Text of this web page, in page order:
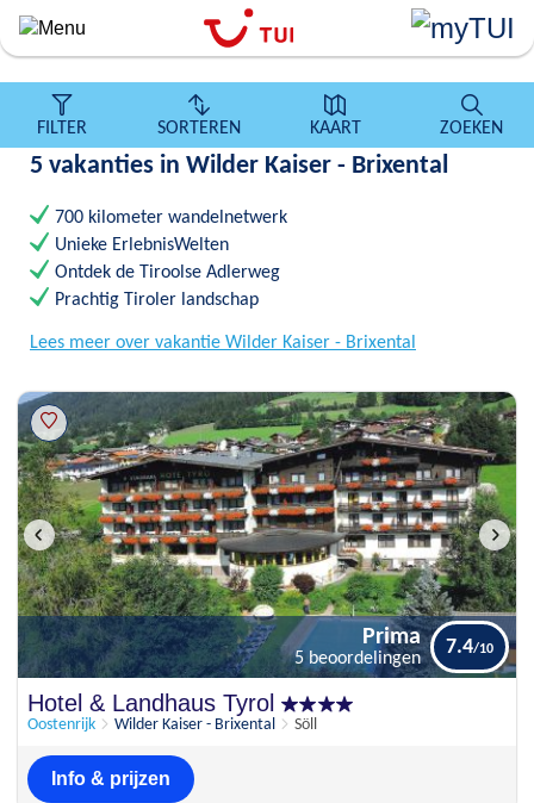
Overslaan
algemene
inhoud
FILTER SORTEREN KAART ZOEKEN
5 vakanties in Wilder Kaiser - Brixental
700 kilometer wandelnetwerk
Unieke ErlebnisWelten
Ontdek de Tiroolse Adlerweg
Prachtig Tiroler landschap
Lees meer over vakantie Wilder Kaiser - Brixental
5 beoordelingen
Hotel & Landhaus Tyrol
Oostenrijk Wilder Kaiser - Brixental Söll
Prima
5 beoordelingen
7.4
Info & prijzen